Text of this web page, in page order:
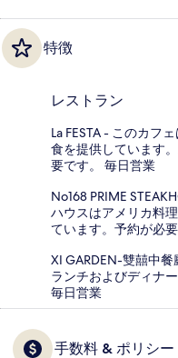
特徴
レストラン
La FESTA - このカフ
食を提供しています
要です。 毎日営業
No168 PRIME
ハウスはアメリカ料
ています。予約が必
XI GARDEN-雙囍中餐
ランチおよびディナ
毎日営業
手数料 & ポリシー